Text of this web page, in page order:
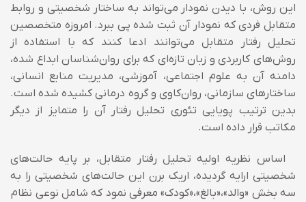
این روش، با دیدن نمودار می‌تواند به ساختار شخصیتی و روابط
متقابل فردی که نمودار آن ثبت شده پی ببرد. امروزه متخصصین
تحلیل رفتار متقابل می‌توانند ادعا کنند که با استفاده از
روش‌های کاربردی و زبان تازه‌ای که برای روان‌شناسان ابداع شده،
دامنه آن به علوم اجتماعی، آموزشی، مدیریت منابع انسانی،
ساختارهای سازمانی، روان‌کاوی و گروه درمانی کشیده شده است.
بدین ترتیب پویایی تئوری تحلیل رفتار آن را متمایز از دیگر
مکاتب قرار داده است.
اساس نظریه اولیه تحلیل رفتار متقابل، بر پایه حالت‌های
شخصیتی ارایه گردیده، اریک برن این حالت‌های شخصیتی را به
سه بخش «والد»،«بالغ»،«کودک» معرفی نمود که شامل نوعی نظام